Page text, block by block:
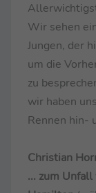
Wir sehen
Jungen, der
um die
zu
wir haben
Rennen hin-
Christian
... zum